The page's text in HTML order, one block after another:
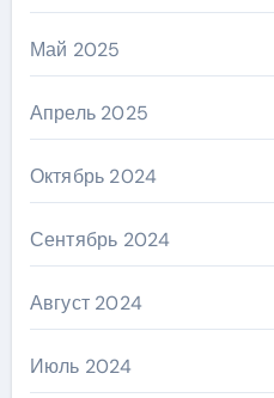
Май 2025
Апрель 2025
Октябрь 2024
Сентябрь 2024
Август 2024
Июль 2024